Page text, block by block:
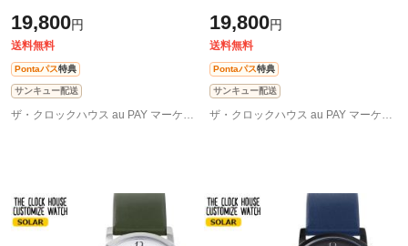
ラー 革ベルト ブラック
19,800円
送料無料
Pontaパス特典
サンキュー配送
ス 腕時計 ソーラー 革ベルト ブラ
ッ
19,800円
送料無料
Pontaパス特典
サンキュー配送